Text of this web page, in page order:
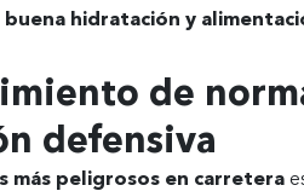
buena hidratación y
de
defensiva
más peligrosos en carretera